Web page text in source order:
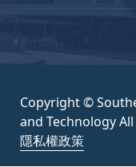
Copyright ©
and Technology All
隱私權政策